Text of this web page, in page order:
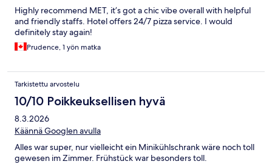
Highly recommend MET, it’s got a chic vibe overall with helpful
and friendly staffs. Hotel offers 24/7 pizza service. I would
definitely stay again!
Prudence, 1 yön matka
Tarkistettu arvostelu
10/10 Poikkeuksellisen hyvä
8.3.2026
Käännä Googlen avulla
Alles war super, nur vielleicht ein Minikühlschrank wäre noch toll
gewesen im Zimmer. Frühstück war besonders toll.